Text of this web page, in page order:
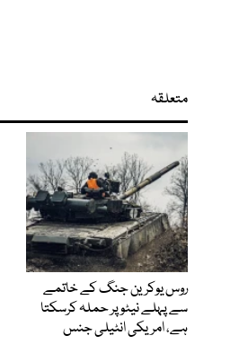
متعلقہ
روس یوکرین جنگ کے خاتمے
سے پہلے نیٹو پر حملہ کرسکتا
ہے، امریکی انٹیلی جنس